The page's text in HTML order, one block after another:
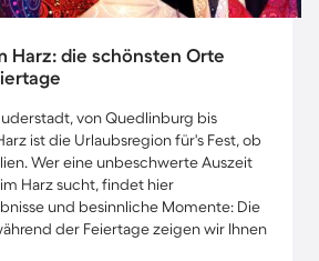
Harz: die schönsten Orte
von Quedlinburg bis
ist die Urlaubsregion für's Fest, ob
Wer eine unbeschwerte Auszeit
Harz sucht, findet hier
und besinnliche Momente: Die
der Feiertage zeigen wir Ihnen